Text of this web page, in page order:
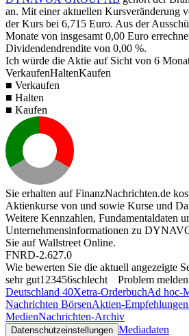
an. Mit einer aktuellen Kursveränderung
der Kurs bei 6,715 Euro. Aus der
Monate von insgesamt 0,00 Euro
Dividendendrendite von 0,00 %.
Ich würde die Aktie auf Sicht von 6
VerkaufenHaltenKaufen
■ Verkaufen
■ Halten
■ Kaufen
Sie erhalten auf FinanzNachrichten.de
Aktienkurse von und sowie Kurse und
Weitere Kennzahlen, Fundamentaldaten
Unternehmensinformationen zu
Sie aufWallstreet Online.
FNRD-2.627.0
Wie bewerten Sie die aktuell angezeigte
sehr gut1 23456schlecht
Problem melden
Deutschland 40Xetra-OrderbuchAd hoc-
Nachrichten BörsenAktien-Empfehlungen
MedienNachrichten-Archiv
Datenschutzeinstellungen Mediadaten